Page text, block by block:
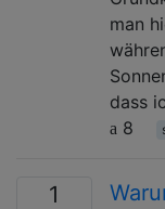
man
dass
8
1